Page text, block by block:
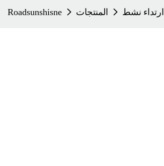
Roadsunshisne المنتجات ارتداء نشط